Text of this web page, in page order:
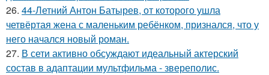
26. 44-Летний Антон Батырев, от которого ушла
четвёртая жена с маленьким ребёнком, признался, что у
него начался новый роман.
27. В сети активно обсуждают идеальный актерский
состав в адаптации мультфильма - звереполис.